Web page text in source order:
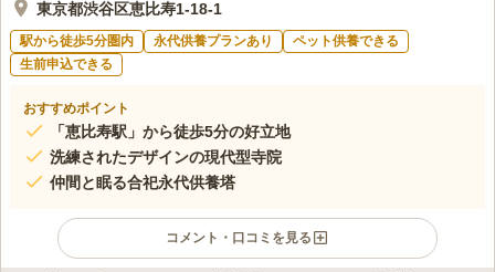
東京都渋谷区恵比寿1-18-1
駅から徒歩5分圏内 永代供養プランあり
ペット供養できる
生前申込できる
おすすめポイント
「恵比寿駅」から徒歩5分の好立地
洗練されたデザインの現代型寺院
仲間と眠る合祀永代供養塔
コメント・口コミを見る